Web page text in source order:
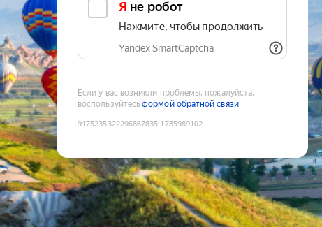
Я не робот
Нажмите, чтобы продолжить
Yandex SmartCaptcha
Если у вас возникли проблемы, пожалуйста,
воспользуйтесьформой обратной связи
9175235322296867835:1785989102